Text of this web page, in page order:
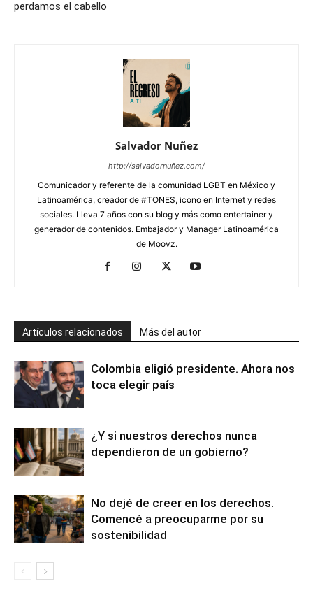
perdamos el cabello
Salvador Nuñez
http://salvadornuñez.com/
Comunicador y referente de la comunidad LGBT en México y
Latinoamérica, creador de #TONES, icono en Internet y redes
sociales. Lleva 7 años con su blog y más como entertainer y
generador de contenidos. Embajador y Manager Latinoamérica
de Moovz.
Artículos relacionados Más del autor
Colombia eligió presidente. Ahora nos
toca elegir país
¿Y si nuestros derechos nunca
dependieron de un gobierno?
No dejé de creer en los derechos.
Comencé a preocuparme por su
sostenibilidad